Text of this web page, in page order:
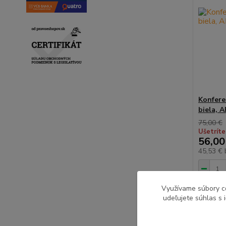
biela,
75,00 €
45,53 €
ZĽAVA
Využívame súbory
udeľujete súhlas s